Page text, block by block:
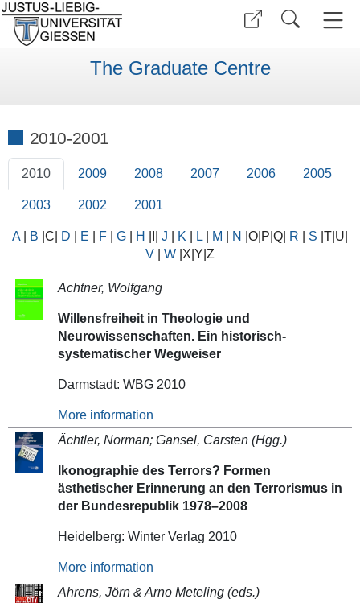
The Graduate Centre
2010-2001
2010 2009 2008 2007 2006 2005
2003 2002 2001
A B |C| D E F G H J K L M N |O|P|Q| R S |T|U|
V
W |X|Y|Z
Achtner, Wolfgang
Willensfreiheit in Theologie und
Neurowissenschaften. Ein historisch-
systematischer Wegweiser
Darmstadt: WBG 2010
More information
Ächtler, Norman; Gansel, Carsten (Hgg.)
Ikonographie des Terrors? Formen
ästhetischer Erinnerung an den Terrorismus in
der Bundesrepublik 1978–2008
Heidelberg: Winter Verlag 2010
More information
Ahrens, Jörn & Arno Meteling (eds.)